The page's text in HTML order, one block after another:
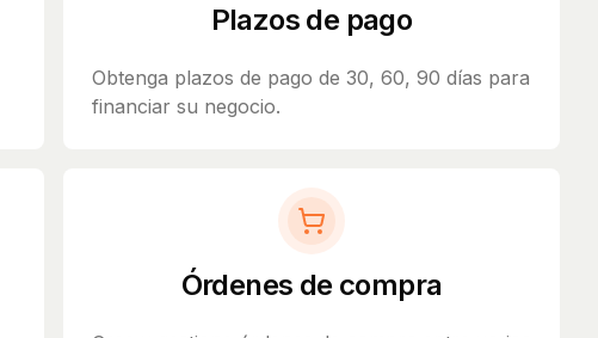
Plazos de pago
Obtenga plazos de pago de 30, 60, 90 días para
financiar su negocio.
Órdenes de compra